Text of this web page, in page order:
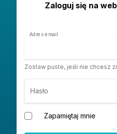
Zaloguj się na
Adres email
Zostaw puste, jeśli nie chcesz
Hasło
Zapamiętaj mnie